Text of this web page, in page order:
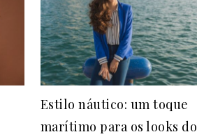
Estilo náutico: um toque
marítimo para os looks do